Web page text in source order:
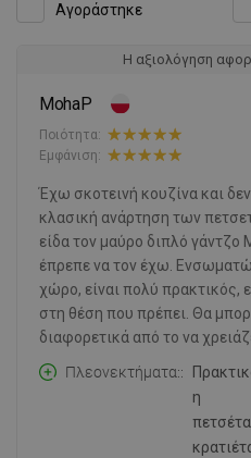
Αγοράστηκε
Η αξιολόγηση
MohaP
Ποιότητα:
Εμφάνιση:
Έχω σκοτεινή κουζίνα και
κλασική ανάρτηση των
είδα τον μαύρο διπλό γάντζο
έπρεπε να τον έχω.
χώρο, είναι πολύ πρακτικός,
στη θέση που πρέπει. Θα
διαφορετικά από το να
Πλεονεκτήματα:
η
πετσέτα